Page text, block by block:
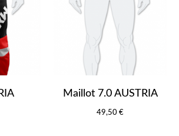
Maillot 7.0 AUSTRIA
49,50 €